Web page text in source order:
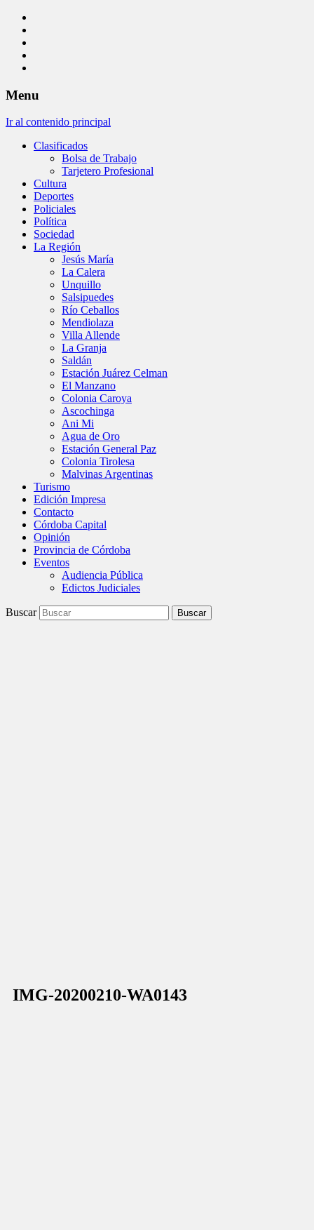
Menu
Ir al contenido principal
Clasificados
Bolsa de Trabajo
Tarjetero Profesional
Cultura
Deportes
Policiales
Política
Sociedad
La Región
Jesús María
La Calera
Unquillo
Salsipuedes
Río Ceballos
Mendiolaza
Villa Allende
La Granja
Saldán
Estación Juárez Celman
El Manzano
Colonia Caroya
Ascochinga
Ani Mi
Agua de Oro
Estación General Paz
Colonia Tirolesa
Malvinas Argentinas
Turismo
Edición Impresa
Contacto
Córdoba Capital
Opinión
Provincia de Córdoba
Eventos
Audiencia Pública
Edictos Judiciales
Buscar
IMG-20200210-WA0143